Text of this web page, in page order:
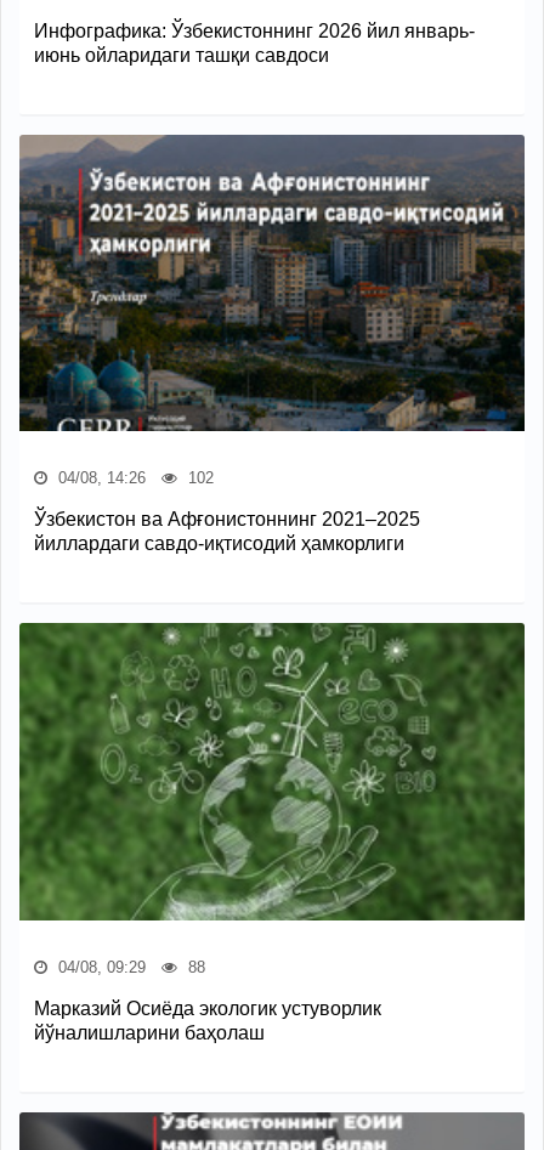
Инфографика: Ўзбекистоннинг 2026 йил январь-
июнь ойларидаги ташқи савдоси
04/08, 14:26 102
Ўзбекистон ва Афғонистоннинг 2021–2025
йиллардаги савдо-иқтисодий ҳамкорлиги
04/08, 09:29 88
Марказий Осиёда экологик устуворлик
йўналишларини баҳолаш